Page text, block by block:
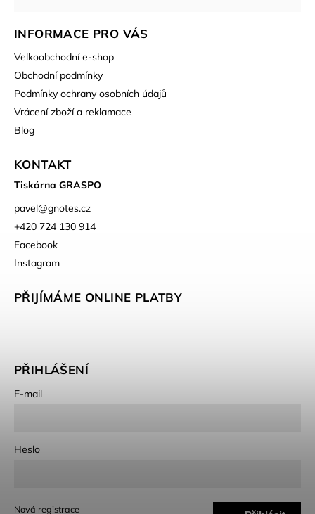
INFORMACE PRO VÁS
Velkoobchodní e-shop
Obchodní podmínky
Podmínky ochrany osobních údajů
Vrácení zboží a reklamace
Blog
KONTAKT
Tiskárna GRASPO
pavel@gnotes.cz
+420 724 130 914
Facebook
Instagram
PŘIJÍMÁME ONLINE PLATBY
PŘIHLÁŠENÍ
E-mail
Heslo
Nová registrace